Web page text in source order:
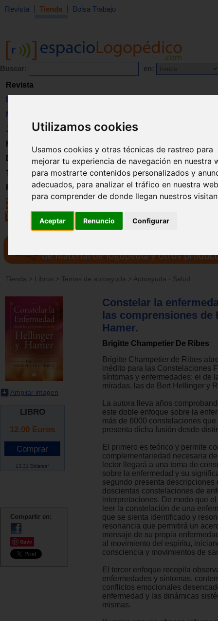
Utilizamos cookies
Usamos cookies y otras técnicas de rastreo para
mejorar tu experiencia de navegación en nuestra
para mostrarte contenidos personalizados y
adecuados, para analizar el tráfico en nuestra
para comprender de donde llegan nuestros
Aceptar Renuncio Configurar
Revista Tienda Bolsa Trabajo
Buscar: en:
Revista
Libros
Material
Juguetes
Formación
Directorio
Trabajo
Registro
Tienda > Libros > Temas de autoayuda > Autoayuda - Salud
Ampliar imagen
LIBRO
12.00 Euros
13.31 Dólares*
Compartir en:
Save
Constelar la
las comprensiones de
Hamer.
Brigitte Champetier De Ribes
Brigitte Champetier de Ribes
inédito para las Constelaciones
síntomas y enfermedades: el de
miradas, las de Bert Hellinger y
La autora lleva años
este doble enfoque sobre la
más de 6000 constelaciones
presenta dicha fusión desde
El primero es teórico y permite
complementariedad necesaria
lector llegará a una toma de
sobre la enfermedad y su
segundo presenta descripciones
doscientas constelaciones de
interpretaciones. De modo que
leer la constelación de una
que se sienta identificado y
resonancia que permitirá un
mensaje de su propia
al movimiento del espíritu,
consciencia y movimientos de
El tercer enfoque recopila
enfermedades y síntomas,
conflictos emocionales
enfermedad y las dinámicas
mismas.